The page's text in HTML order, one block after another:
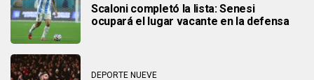
Scaloni completó la lista: Senesi
ocupará el lugar vacante en la defensa
DEPORTE NUEVE